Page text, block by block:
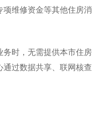
项维修资金等其他住房消
时，无需提供本市住房
过数据共享、联网核查